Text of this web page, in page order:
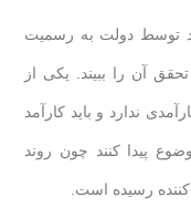
توسط دولت به رسمیت
آن را ببیند. یکی از
ندارد و باید کارآمد
پیدا کنند چون روند
رسیده است.